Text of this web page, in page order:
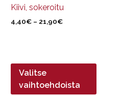
Kiivi, sokeroitu
4,40€ – 21,90€Hintaluokka:
Valitse
vaihtoehdoista
sivulla.